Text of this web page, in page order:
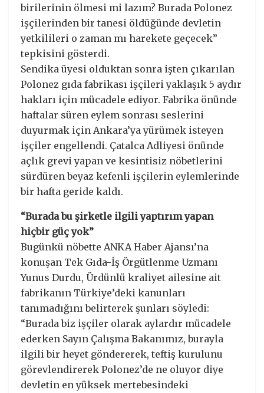
birilerinin ölmesi mi lazım? Burada Polonez
işçilerinden bir tanesi öldüğünde devletin
yetkilileri o zaman mı harekete geçecek”
tepkisini gösterdi.
Sendika üyesi olduktan sonra işten çıkarılan
Polonez gıda fabrikası işçileri yaklaşık 5 aydır
hakları için mücadele ediyor. Fabrika önünde
haftalar süren eylem sonrası seslerini
duyurmak için Ankara’ya yürümek isteyen
işçiler engellendi. Çatalca Adliyesi önünde
açlık grevi yapan ve kesintisiz nöbetlerini
sürdüren beyaz kefenli işçilerin eylemlerinde
bir hafta geride kaldı.
“Burada bu şirketle ilgili yaptırım yapan
hiçbir güç yok”
Bugünkü nöbette ANKA Haber Ajansı’na
konuşan Tek Gıda-İş Örgütlenme Uzmanı
Yunus Durdu, Ürdünlü kraliyet ailesine ait
fabrikanın Türkiye’deki kanunları
tanımadığını belirterek şunları söyledi:
“Burada biz işçiler olarak aylardır mücadele
ederken Sayın Çalışma Bakanımız, burayla
ilgili bir heyet göndererek, teftiş kurulunu
görevlendirerek Polonez’de ne oluyor diye
devletin en yüksek mertebesindeki